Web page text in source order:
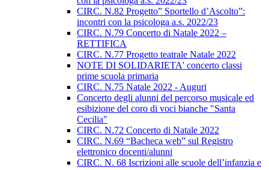
CIRC. N.82 Progetto” Sportello d’Ascolto”:
incontri con la psicologa a.s. 2022/23
CIRC. N.79 Concerto di Natale 2022 –
RETTIFICA
CIRC. N.77 Progetto teatrale Natale 2022
NOTE DI SOLIDARIETA' concerto classi
prime scuola primaria
CIRC. N.75 Natale 2022 - Auguri
Concerto degli alunni del percorso musicale ed
esibizione del coro di voci bianche "Santa
Cecilia"
CIRC. N.72 Concerto di Natale 2022
CIRC. N.69 “Bacheca web” sul Registro
elettronico docenti/alunni
CIRC. N. 68 Iscrizioni alle scuole dell’infanzia e